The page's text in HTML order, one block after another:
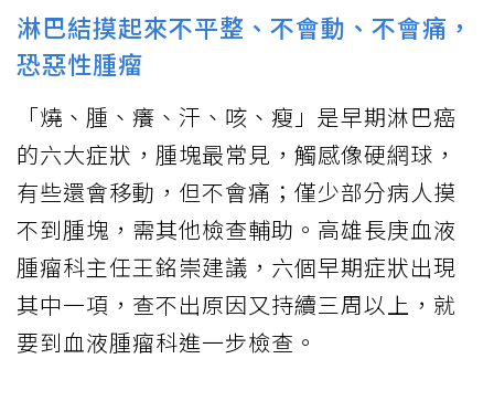
淋巴結摸起來不平整、不會動、不會痛，
恐惡性腫瘤
「燒、腫、癢、汗、咳、瘦」是早期淋巴癌
的六大症狀，腫塊最常見，觸感像硬網球，
有些還會移動，但不會痛；僅少部分病人摸
不到腫塊，需其他檢查輔助。高雄長庚血液
腫瘤科主任王銘崇建議，六個早期症狀出現
其中一項，查不出原因又持續三周以上，就
要到血液腫瘤科進一步檢查。